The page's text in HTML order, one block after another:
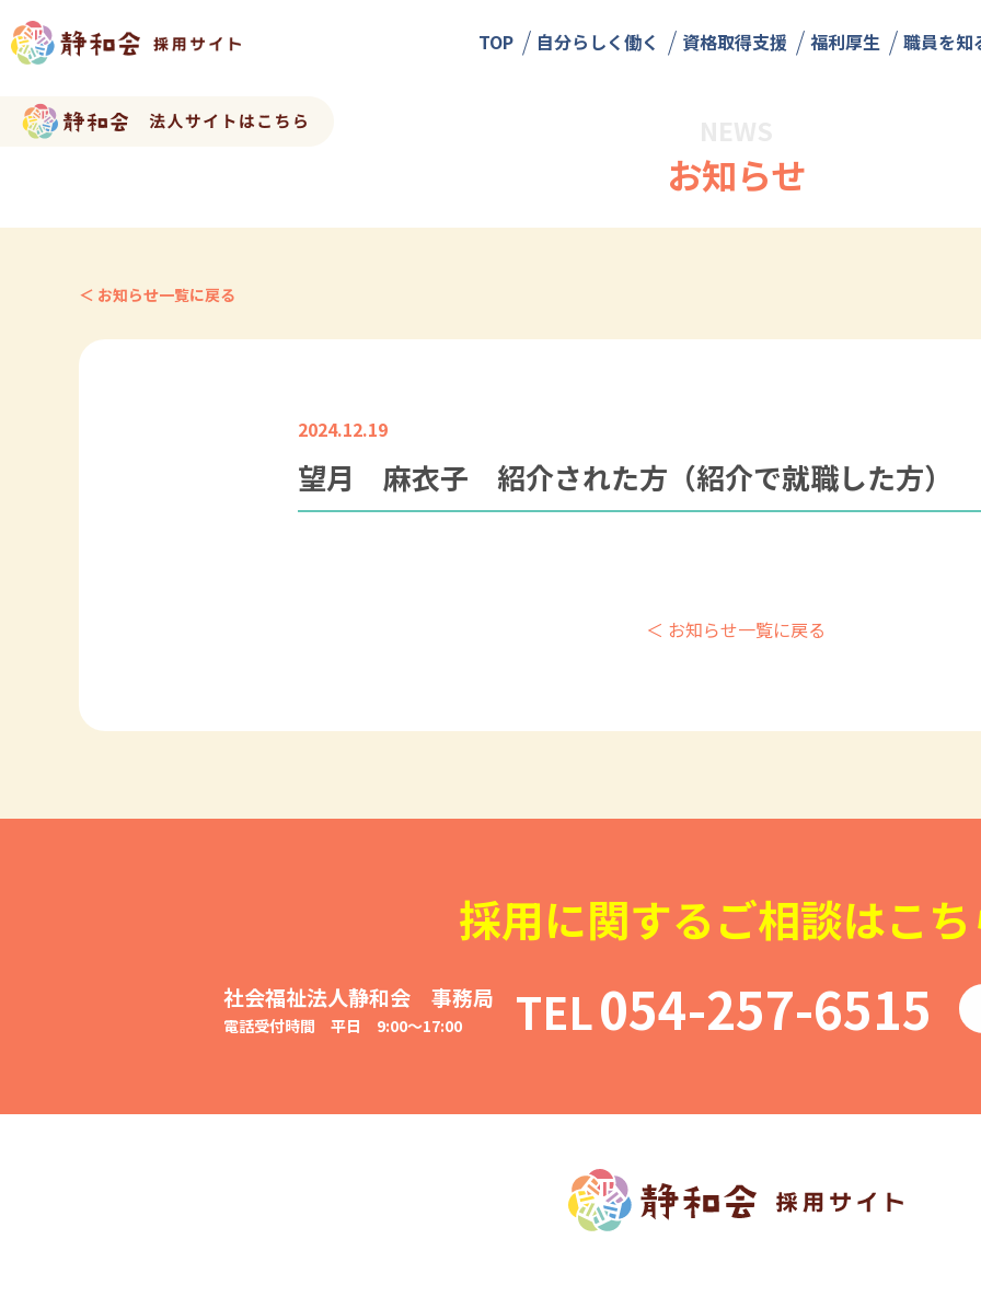
TOP 自分らしく働く 資格取得支援 福利厚生 職員を知
お知らせ
＜ お知らせ一覧に戻る
2024.12.19
望月 麻衣子 紹介された方（紹介で就職した方）
＜ お知らせ一覧に戻る
採用に関するご相談はこ
社会福祉法人静和会 事務局
電話受付時間 平日 9:00～17:00 TEL054-257-6515